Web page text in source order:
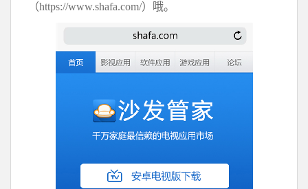
（https://www.shafa.com/）哦。